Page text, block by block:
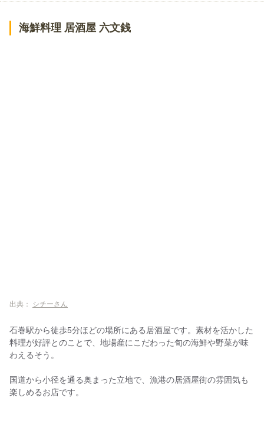
海鮮料理 居酒屋 六文銭
出典： シチーさん
石巻駅から徒歩5分ほどの場所にある居酒屋です。素材を活かした
料理が好評とのことで、地場産にこだわった旬の海鮮や野菜が味
わえるそう。
国道から小径を通る奥まった立地で、漁港の居酒屋街の雰囲気も
楽しめるお店です。